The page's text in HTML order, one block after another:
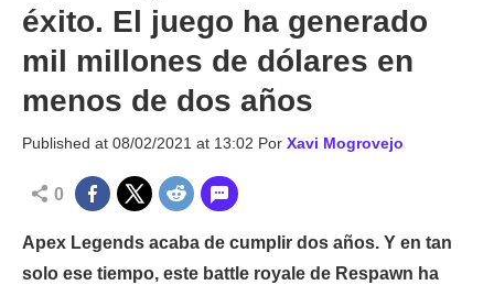
éxito. El juego ha generado
mil millones de dólares en
menos de dos años
Published at 08/02/2021 at 13:02 Por Xavi Mogrovejo
0
Apex Legends acaba de cumplir dos años. Y en tan
solo ese tiempo, este battle royale de Respawn ha